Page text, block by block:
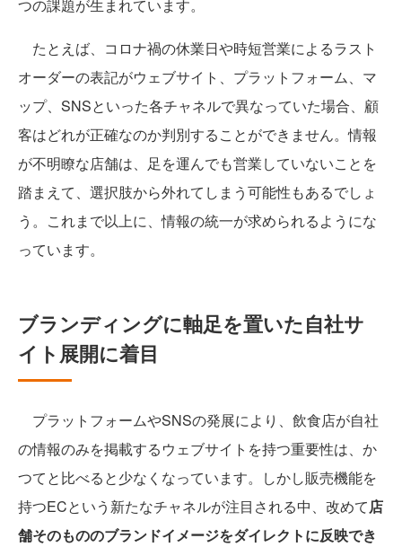
つの課題が生まれています。
たとえば、コロナ禍の休業日や時短営業によるラスト
オーダーの表記がウェブサイト、プラットフォーム、マ
ップ、SNSといった各チャネルで異なっていた場合、顧
客はどれが正確なのか判別することができません。情報
が不明瞭な店舗は、足を運んでも営業していないことを
踏まえて、選択肢から外れてしまう可能性もあるでしょ
う。これまで以上に、情報の統一が求められるようにな
っています。
ブランディングに軸足を置いた自社サ
イト展開に着目
プラットフォームやSNSの発展により、飲食店が自社
の情報のみを掲載するウェブサイトを持つ重要性は、か
つてと比べると少なくなっています。しかし販売機能を
持つECという新たなチャネルが注目される中、改めて店
舗そのもののブランドイメージをダイレクトに反映でき